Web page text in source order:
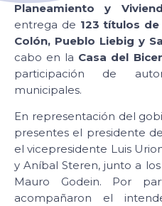
Planeamiento y
entrega de 123 títulos
Colón, Pueblo Liebig y
cabo en la Casa del
participación de
municipales.
En representación del
presentes el presidente
el vicepresidente Luis
y Aníbal Steren, junto a
Mauro Godein. Por
acompañaron el